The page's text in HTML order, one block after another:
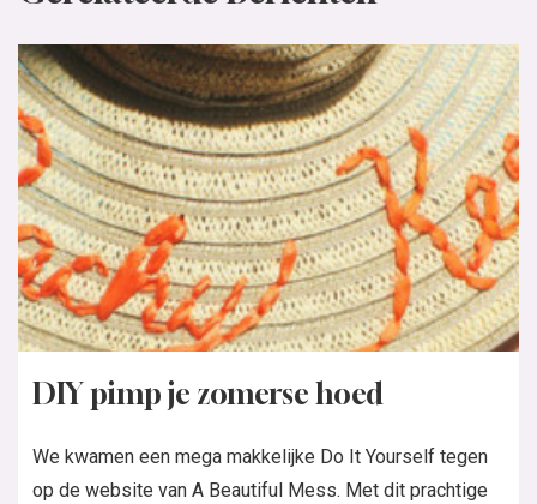
DIY pimp je zomerse hoed
We kwamen een mega makkelijke Do It Yourself tegen
op de website van A Beautiful Mess. Met dit prachtige